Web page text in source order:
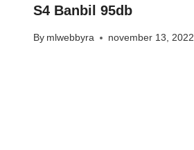
S4 Banbil 95db
By mlwebbyra november 13, 2022